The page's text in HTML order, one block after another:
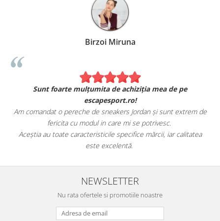
Birzoi Miruna
Sunt foarte mulțumita de achiziția mea de pe
escapesport.ro!
Am comandat o pereche de sneakers Jordan și sunt extrem de
fericita cu modul in care mi se potrivesc.
Aceștia au toate caracteristicile specifice mărcii, iar calitatea
este excelentă.
NEWSLETTER
Nu rata ofertele si promotiile noastre